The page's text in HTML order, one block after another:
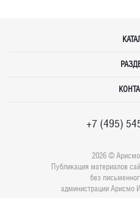
+7 (495)
2026 ©
Публикация материалов
без
администрации Арисмо